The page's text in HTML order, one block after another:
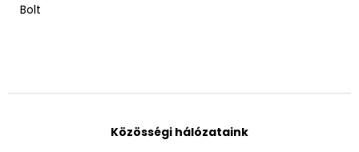
Bolt
Közösségi hálózataink